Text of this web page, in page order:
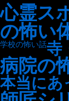
心霊ス
の怖い
学校の怖い話寺
病院の
本当にあ